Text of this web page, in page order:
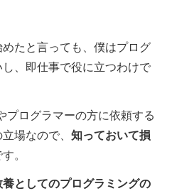
たと言っても、僕はプログ
、即仕事で役に立つわけで
プログラマーの方に依頼する
場なので、 知っておいて損
。
養としてのプログラミングの